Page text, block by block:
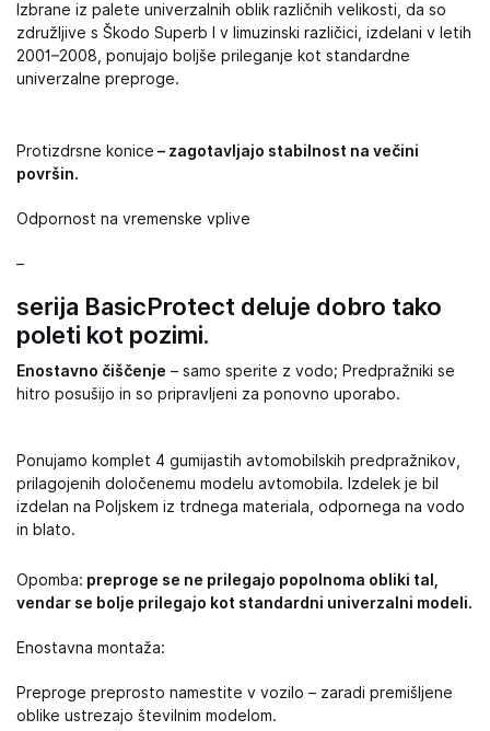
Izbrane iz palete univerzalnih oblik različnih velikosti, da so
združljive s Škodo Superb I v limuzinski različici, izdelani v letih
2001–2008, ponujajo boljše prileganje kot standardne
univerzalne preproge.
Protizdrsne konice – zagotavljajo stabilnost na večini
površin.
Odpornost na vremenske vplive
–
serija BasicProtect deluje dobro tako
poleti kot pozimi.
Enostavno čiščenje – samo sperite z vodo; Predpražniki se
hitro posušijo in so pripravljeni za ponovno uporabo.
Ponujamo komplet 4 gumijastih avtomobilskih predpražnikov,
prilagojenih določenemu modelu avtomobila. Izdelek je bil
izdelan na Poljskem iz trdnega materiala, odpornega na vodo
in blato.
Opomba: preproge se ne prilegajo popolnoma obliki tal,
vendar se bolje prilegajo kot standardni univerzalni modeli.
Enostavna montaža:
Preproge preprosto namestite v vozilo – zaradi premišljene
oblike ustrezajo številnim modelom.